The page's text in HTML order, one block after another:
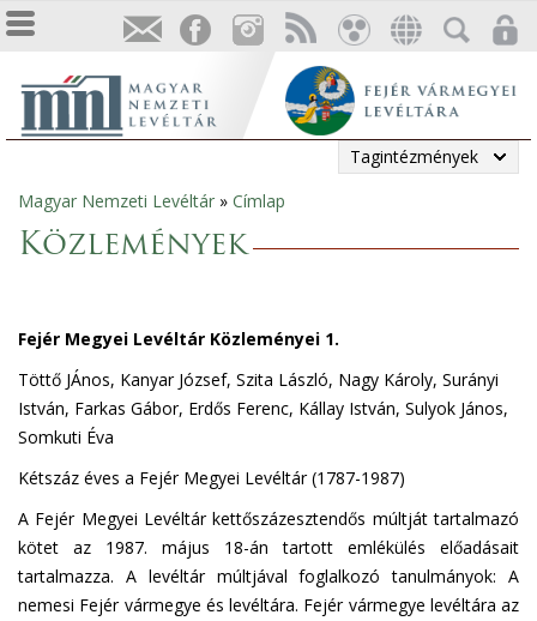
Tagintézmények
Jelenlegi
hely
Magyar Nemzeti Levéltár » Címlap
Közlemények
Fejér Megyei Levéltár Közleményei 1.
Töttő JÁnos, Kanyar József, Szita László, Nagy Károly, Surányi
István, Farkas Gábor, Erdős Ferenc, Kállay István, Sulyok János,
Somkuti Éva
Kétszáz éves a Fejér Megyei Levéltár (1787-1987)
A Fejér Megyei Levéltár kettőszázesztendős múltját tartalmazó
kötet az 1987. május 18-án tartott emlékülés előadásait
tartalmazza. A levéltár múltjával foglalkozó tanulmányok: A
nemesi Fejér vármegye és levéltára. Fejér vármegye levéltára az